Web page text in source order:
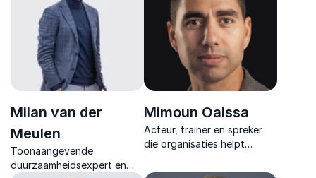
vol energie en concrete
resultaten.
Milan van der
Meulen
Toonaangevende
duurzaamheidsexpert en
Mimoun Oaissa
Acteur, trainer en spreker
die organisaties helpt
communiceren, samen te